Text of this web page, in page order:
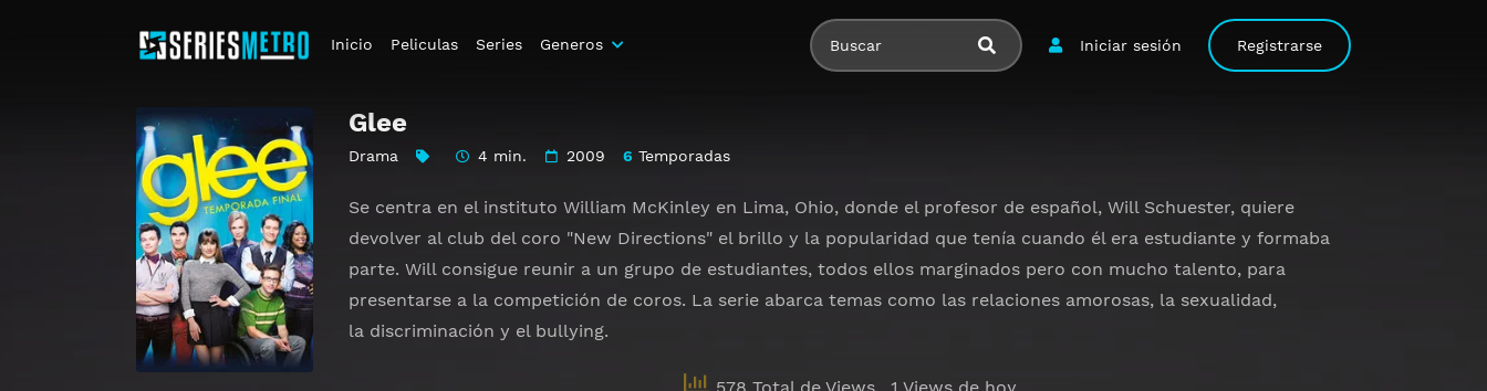
Iniciar sesión Registrarse
Inicio Peliculas Series Generos
Glee
Drama 4 min. 2009 6 Temporadas
Se centra en el instituto William McKinley en Lima, Ohio, donde el profesor de español, Will Schuester, quiere
devolver al club del coro "New Directions" el brillo y la popularidad que tenía cuando él era estudiante y formaba
parte. Will consigue reunir a un grupo de estudiantes, todos ellos marginados pero con mucho talento, para
presentarse a la competición de coros. La serie abarca temas como las relaciones amorosas, la sexualidad,
la discriminación y el bullying.
578 Total de Views , 1 Views de hoy